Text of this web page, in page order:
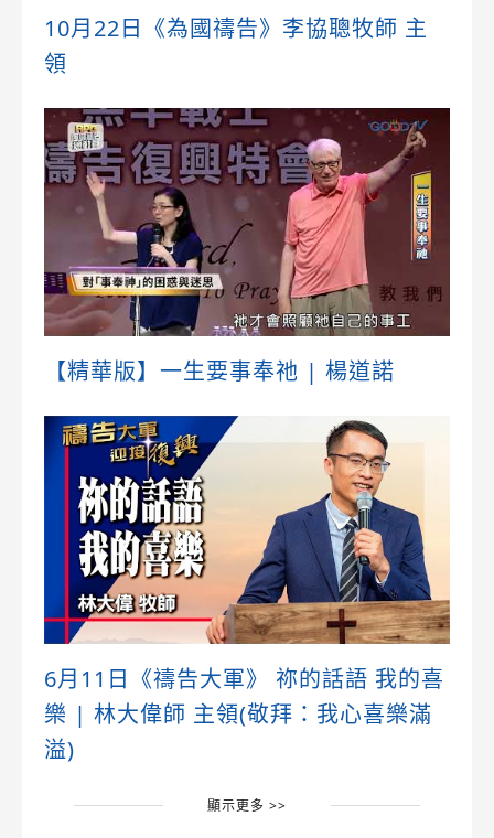
10月22日《為國禱告》李協聰牧師 主
領
【精華版】一生要事奉祂 | 楊道諾
6月11日《禱告大軍》 祢的話語 我的喜
樂 | 林大偉師 主領(敬拜：我心喜樂滿
溢)
顯示更多 >>